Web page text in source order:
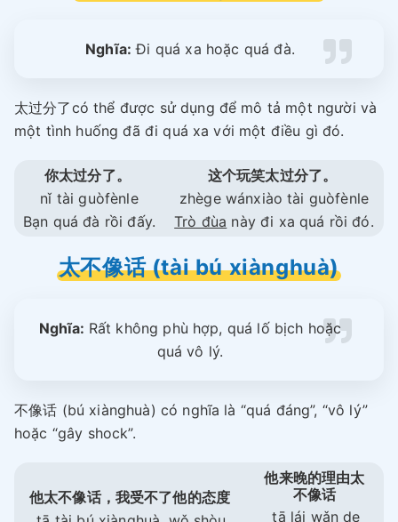
Nghĩa: Đi quá xa hoặc quá đà.
太过分了có thể được sử dụng để mô tả một người và
một tình huống đã đi quá xa với một điều gì đó.
你太过分了。
nǐ tài guòfènle
Bạn quá đà rồi đấy.
这个玩笑太过分了。
zhège wánxiào tài guòfènle
Trò đùa này đi xa quá rồi đó.
太不像话 (tài bú xiànghuà)
Nghĩa: Rất không phù hợp, quá lố bịch hoặc
quá vô lý.
不像话 (bú xiànghuà) có nghĩa là “quá đáng”, “vô lý”
hoặc “gây shock”.
他太不像话，我受不了他的态度
他来晚的理由太
不像话
tā lái wǎn de